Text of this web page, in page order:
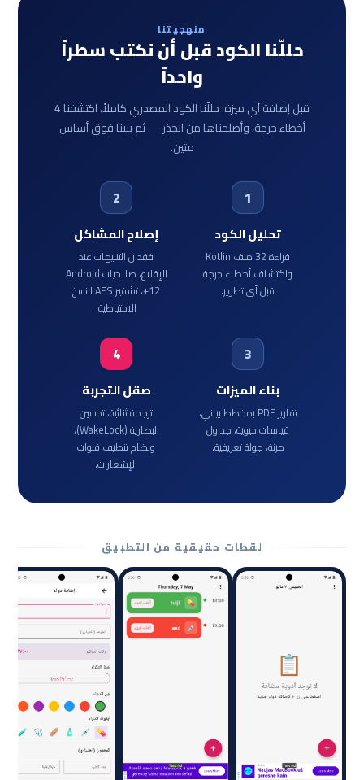
منهجيتنا
حللّنا الكود قبل أن نكتب سطراً
واحداً
قبل إضافة أي ميزة: حللّنا الكود المصدري كاملاً، اكتشفنا 4
أخطاء حرجة، وأصلحناها من الجذر — ثم بنينا فوق أساس
متين.
1
تحليل الكود
قراءة 32 ملف Kotlin
واكتشاف أخطاء حرجة
قبل أي تطوير.
2
إصلاح المشاكل
فقدان التنبيهات عند
الإقلاع، صلاحيات Android
12+، تشفير AES للنسخ
الاحتياطية.
3
بناء الميزات
تقارير PDF بمخطط بياني،
قياسات حيوية، جداول
مرنة، جولة تعريفية.
4
صقل التجربة
ترجمة ثنائية، تحسين
البطارية (WakeLock)،
ونظام تنظيف قنوات
الإشعارات.
لقطات حقيقية من التطبيق